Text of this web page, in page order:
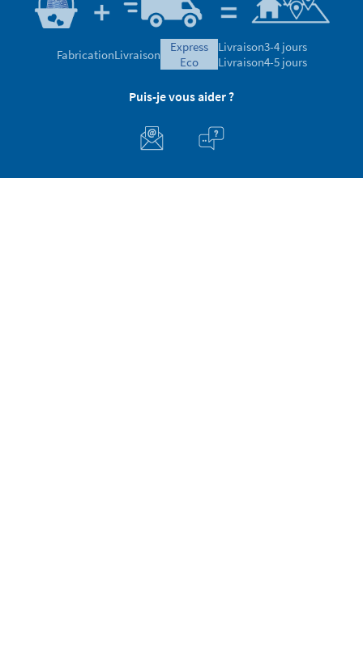
FabricationLivraison
express
eco
Livraison3-4 jours
Livraison4-5 jours
Puis-je vous aider ?